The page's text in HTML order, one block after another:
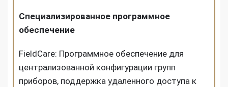
Специализированное программное
обеспечение
FieldCare: Программное обеспечение для
централизованной конфигурации групп
приборов, поддержка удаленного доступа к